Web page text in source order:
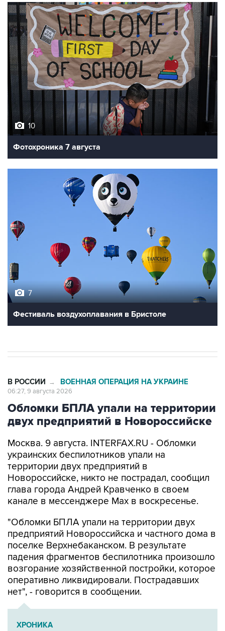
10
Фотохроника 7 августа
7
Фестиваль воздухоплавания в Бристоле
В РОССИИ → ВОЕННАЯ ОПЕРАЦИЯ НА УКРАИНЕ
06:27, 9 августа 2026
Обломки БПЛА упали на территории
двух предприятий в Новороссийске
Москва. 9 августа. INTERFAX.RU - Обломки
украинских беспилотников упали на
территории двух предприятий в
Новороссийске, никто не пострадал, сообщил
глава города Андрей Кравченко в своем
канале в мессенджере Max в воскресенье.
"Обломки БПЛА упали на территории двух
предприятий Новороссийска и частного дома в
поселке Верхнебаканском. В результате
падения фрагментов беспилотника произошло
возгорание хозяйственной постройки, которое
оперативно ликвидировали. Пострадавших
нет", - говорится в сообщении.
ХРОНИКА